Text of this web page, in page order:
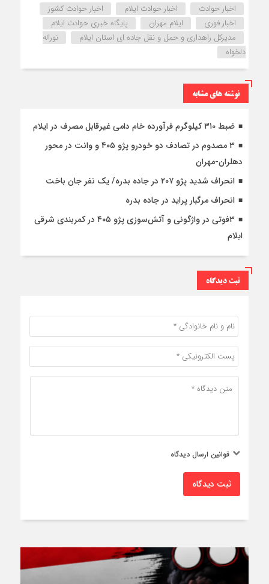
اخبار حوادث اخبار حوادث ایلام
اخبار حوادث کشور
اخبار فوری
ایلام مهران
پایگاه خبری حوادث ایلام
مدیرکل راهداری و حمل و نقل جاده ای استان ایلام
نوراله
دلخواه
نوشته های مشابه
ضبط ۳۱۰ کیلوگرم فرآورده خام دامی غیرقابل مصرف در ایلام
۳ مصدوم در تصادف دو خودرو پژو ۴۰۵ و وانت در محور
دهلران-مهران
انحراف شدید پژو ۲۰۷ در جاده بدره/ یک نفر جان باخت
انحراف مرگبار پراید در جاده بدره
۳فوتی در واژگونی و آتش‌سوزی پژو ۴۰۵ در کمربندی شرقی
ایلام
ثبت دیدگاه
قوانین ارسال دیدگاه
ثبت دیدگاه